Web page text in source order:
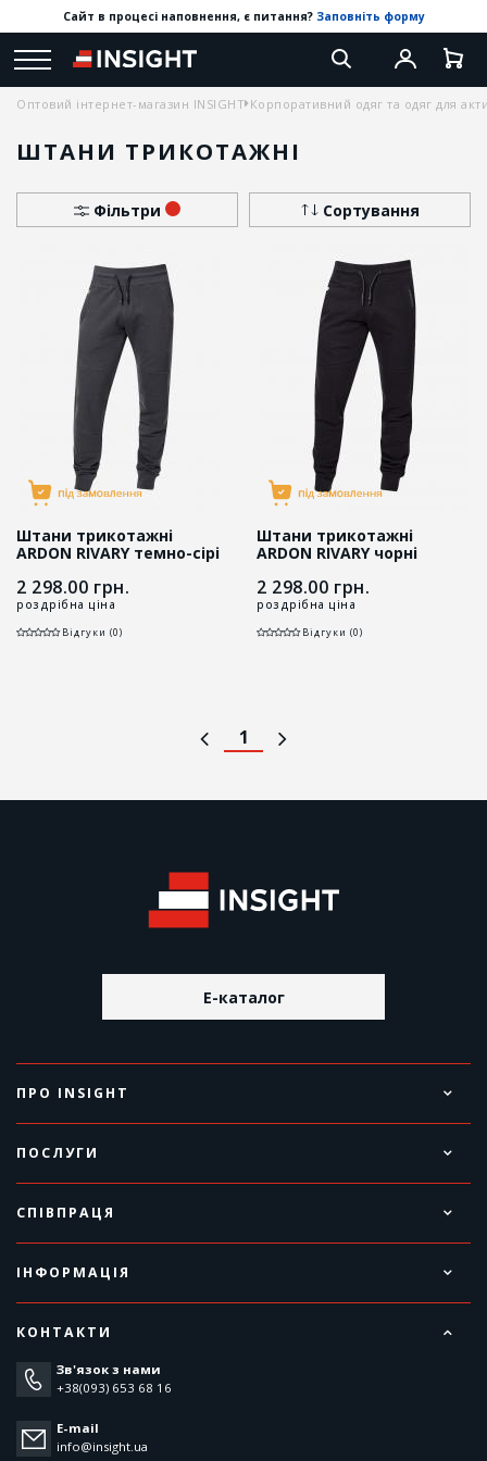
Сайт в процесі наповнення, є питання? Заповніть форму
Оптовий інтернет-магазин INSIGHT Корпоративний одяг та одяг для
ШТАНИ ТРИКОТАЖНІ
Фільтри Сортування
Штани трикотажні
ARDON RIVARY темно-сірі
2 298.00 грн.
роздрібна ціна
Відгуки (0)
Штани трикотажні
ARDON RIVARY чорні
2 298.00 грн.
роздрібна ціна
Відгуки (0)
1
E-каталог
ПРО INSIGHT
ПОСЛУГИ
СПІВПРАЦЯ
ІНФОРМАЦІЯ
КОНТАКТИ
Зв'язок з нами
+38(093) 653 68 16
E-mail
info@insight.ua